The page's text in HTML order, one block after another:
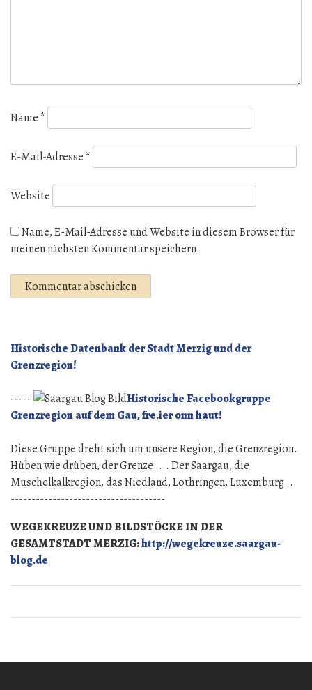
Name *
E-Mail-Adresse *
Website
Name, E-Mail-Adresse und Website in diesem Browser für
meinen nächsten Kommentar speichern.
Historische Datenbank der Stadt Merzig und der
Grenzregion!
-----
Historische Facebookgruppe
Grenzregion auf dem Gau, fre.ier onn haut!
Diese Gruppe dreht sich um unsere Region, die Grenzregion.
Hüben wie drüben, der Grenze .... Der Saargau, die
Muschelkalkregion, das Niedland, Lothringen, Luxemburg ...
-------------------------------------
WEGEKREUZE UND BILDSTÖCKE IN DER
GESAMTSTADT MERZIG:http://wegekreuze.saargau-
blog.de